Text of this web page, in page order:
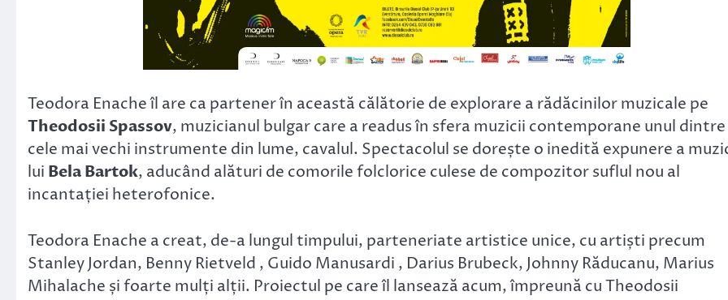
Teodora Enache îl are ca partener în această călătorie de explorare a rădăcinilor muzicale pe
Theodosii Spassov, muzicianul bulgar care a readus în sfera muzicii contemporane unul dintre
cele mai vechi instrumente din lume, cavalul. Spectacolul se dorește o inedită expunere a
lui Bela Bartok, aducând alături de comorile folclorice culese de compozitor suflul nou al
incantației heterofonice.
Teodora Enache a creat, de-a lungul timpului, parteneriate artistice unice, cu artiști precum
Stanley Jordan, Benny Rietveld , Guido Manusardi , Darius Brubeck, Johnny Răducanu, Marius
Mihalache și foarte mulți alții. Proiectul pe care îl lansează acum, împreună cu Theodosii